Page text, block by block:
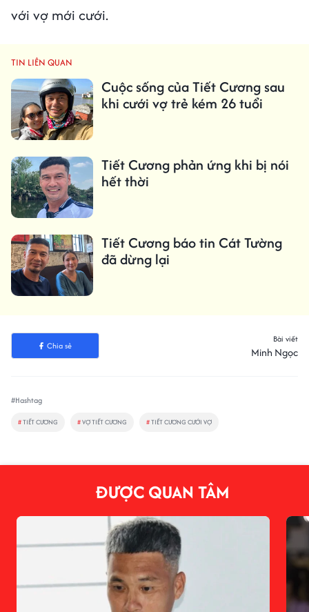
với vợ mới cưới.
TIN LIÊN QUAN
Cuộc sống của Tiết Cương sau
khi cưới vợ trẻ kém 26 tuổi
Tiết Cương phản ứng khi bị nói
hết thời
Tiết Cương báo tin Cát Tường
đã dừng lại
Chia sẻ
Bài viết
Minh Ngọc
#Hashtag
#TIẾT CƯƠNG #VỢ TIẾT CƯƠNG #TIẾT CƯƠNG CƯỚI VỢ
ĐƯỢC QUAN TÂM